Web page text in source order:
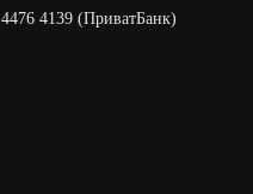
4139 (ПриватБанк)